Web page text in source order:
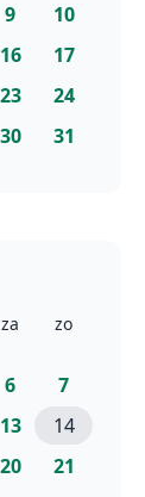
9 10
16 17
23 24
30 31
za zo
6 7
13 14
20 21